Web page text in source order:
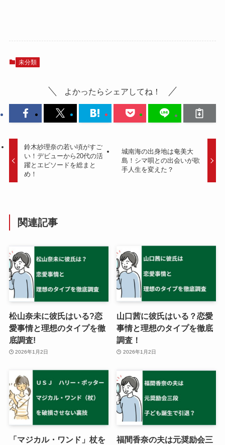
未分類
よかったらシェアしてね！
鈴木紗理奈の若い頃がすご
い！デビューから20代の活
躍とエピソードを総まと
め！
城南海の出身地は奄美大
島！シマ唄との出会いが歌
手人生を変えた？
関連記事
松山奈未に彼氏はいる?恋
愛事情と理想のタイプを徹
底調査!
2026年1月2日
山口茜に彼氏はいる？恋愛
事情と理想のタイプを徹底
調査！
2026年1月2日
「マジカル・ワンド」杖を
福間香奈の夫は元奨励会三